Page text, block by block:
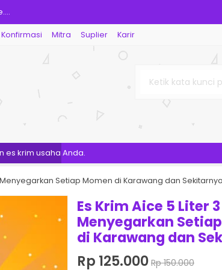
A KARAWANG....
Rasa Durian....
Waku-Waku Rasa Buah!....
8 Liter Neapolitan....
- Menyegarkan Setiap M....
Konfirmasi Mitra Suplier Karir
usaha Anda.
Menyegarkan Setiap Momen di Karawang dan
Es Krim Aice 5 Liter
Menyegarkan
di Karawang dan
Rp 125.000 Rp 150.000